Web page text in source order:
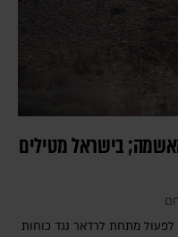
בישראל מטילים
לפעול מתחת לרדאר נגד כוחות